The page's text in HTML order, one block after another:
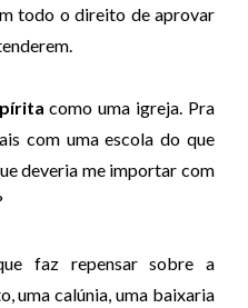
todo o direito de aprovar
como uma igreja. Pra
com uma escola do que
deveria me importar com
faz repensar sobre a
uma calúnia, uma baixaria